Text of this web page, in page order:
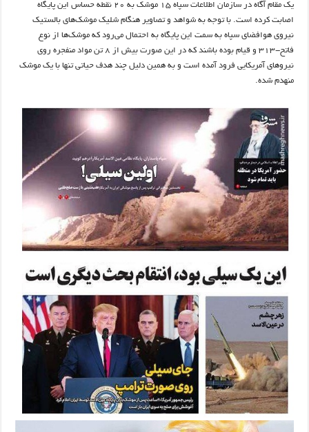
یک مقام آگاه در سازمان اطلاعات سپاه ۱۵ موشک به ۲۰ نقطه حساس این پایگاه
اصابت کرده است. با توجه به شواهد و تصاویر هنگام شلیک موشک‌های بالستیک
نیروی هوافضای سپاه به سمت این پایگاه به احتمال می‌رود که موشک‌ها از نوع
فاتح-۳۱۳ و قیام بوده باشند که در این صورت بیش از ۸ تن مواد منفجره روی
نیروهای آمریکایی فرود آمده است و به همین دلیل چند هدف حیاتی تنها با یک موشک
منهدم شده.